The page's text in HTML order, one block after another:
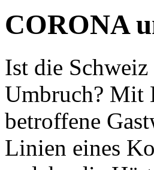
CORONA
Ist die
Umbruch? Mit
betroffene
Linien eines